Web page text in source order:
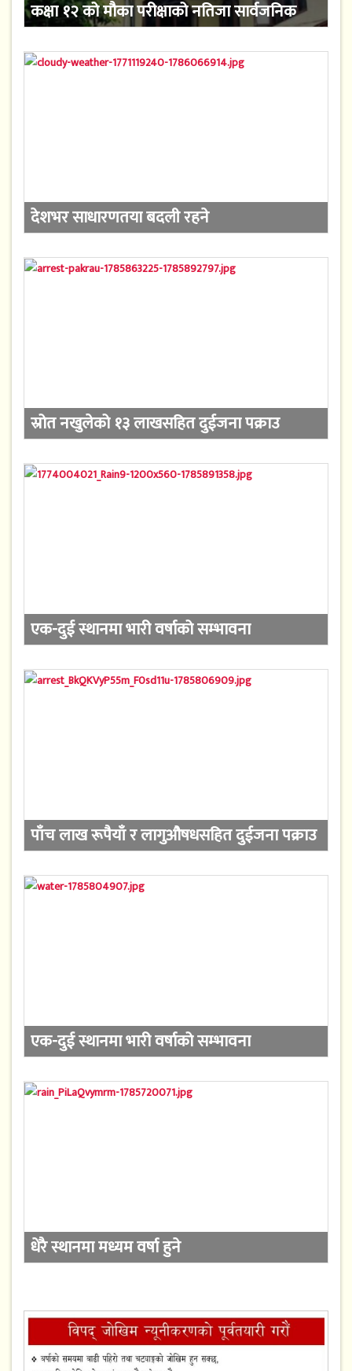
कक्षा १२ को मौका परीक्षाको नतिजा सार्वजनिक
देशभर साधारणतया बदली रहने
स्रोत नखुलेको १३ लाखसहित दुईजना पक्राउ
एक-दुई स्थानमा भारी वर्षाको सम्भावना
पाँच लाख रूपैयाँ र लागुऔषधसहित दुईजना पक्राउ
एक-दुई स्थानमा भारी वर्षाको सम्भावना
धेरै स्थानमा मध्यम वर्षा हुने